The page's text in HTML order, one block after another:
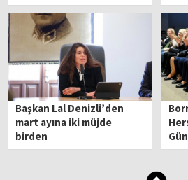
Başkan Lal Denizli’den
mart ayına iki müjde
birden